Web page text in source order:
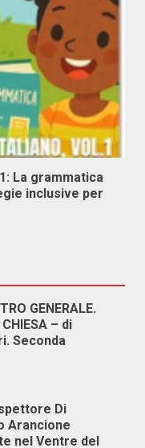
La grammatica
inclusive per
GENERALE.
– di
Seconda
Di
Arancione
nel Ventre del